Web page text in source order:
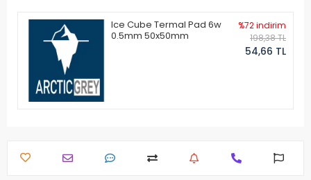
Ice Cube Termal Pad 6w
0.5mm 50x50mm
%72 indirim
198,38 TL
54,66 TL